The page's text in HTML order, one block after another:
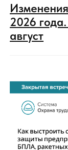
2026
август